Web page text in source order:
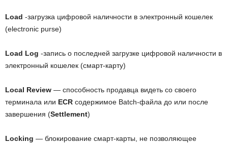
Load -загрузка цифровой наличности в электронный кошелек
(electronic purse)
Load Log -запись о последней загрузке цифровой наличности в
электронный кошелек (смарт-карту)
Local Review — способность продавца видеть со своего
терминала или ECR содержимое Batch-файла до или после
завершения (Settlement)
Locking — блокирование смарт-карты, не позволяющее